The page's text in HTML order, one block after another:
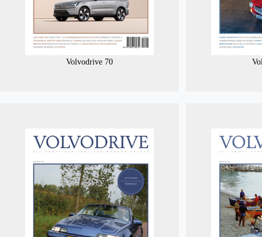
Volvodrive 70